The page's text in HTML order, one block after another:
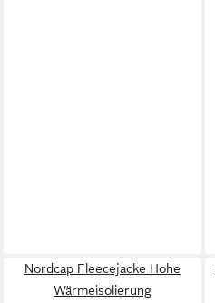
Nordcap Fleecejacke Hohe
Wärmeisolierung